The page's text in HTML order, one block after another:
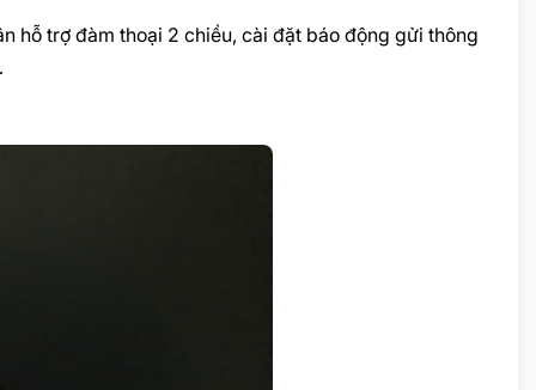
hỗ trợ đàm thoại 2 chiều, cài đặt báo động gửi thông